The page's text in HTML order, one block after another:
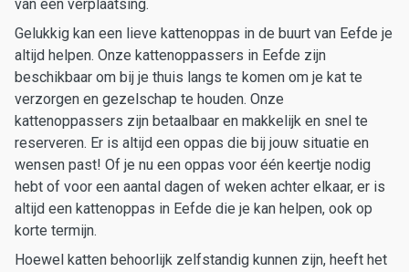
van een verplaatsing.
Gelukkig kan een lieve kattenoppas in de buurt van Eefde je
altijd helpen. Onze kattenoppassers in Eefde zijn
beschikbaar om bij je thuis langs te komen om je kat te
verzorgen en gezelschap te houden. Onze
kattenoppassers zijn betaalbaar en makkelijk en snel te
reserveren. Er is altijd een oppas die bij jouw situatie en
wensen past! Of je nu een oppas voor één keertje nodig
hebt of voor een aantal dagen of weken achter elkaar, er is
altijd een kattenoppas in Eefde die je kan helpen, ook op
korte termijn.
Hoewel katten behoorlijk zelfstandig kunnen zijn, heeft het